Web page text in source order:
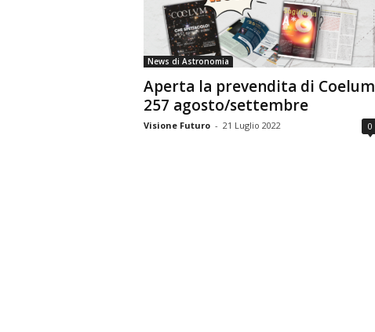
n
o
m
i
a
News di Astronomia
Aperta la prevendita di Coelum
257 agosto/settembre
Visione Futuro - 21 Luglio 2022 0